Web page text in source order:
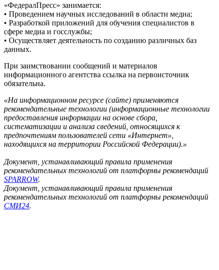
«ФедералПресс» занимается:
• Проведением научных исследований в области медиа;
• Разработкой приложений для обучения специалистов в
сфере медиа и госслужбы;
• Осуществляет деятельность по созданию различных баз
данных.
При заимствовании сообщений и материалов
информационного агентства ссылка на первоисточник
обязательна.
«На информационном ресурсе (сайте) применяются
рекомендательные технологии (информационные технологии
предоставления информации на основе сбора,
систематизации и анализа сведений, относящихся к
предпочтениям пользователей сети «Интернет»,
находящихся на территории Российской Федерации).»
Документ, устанавливающий правила применения
рекомендательных технологий от платформы рекомендаций
SPARROW.
Документ, устанавливающий правила применения
рекомендательных технологий от платформы рекомендаций
СМИ24.